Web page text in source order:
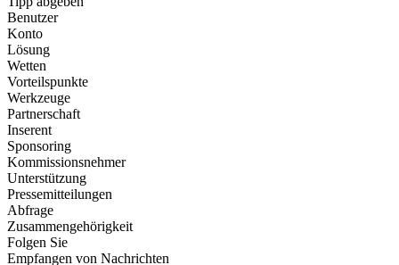
Benutzer
Konto
Lösung
Wetten
Vorteilspunkte
Werkzeuge
Partnerschaft
Inserent
Sponsoring
Kommissionsnehmer
Unterstützung
Pressemitteilungen
Abfrage
Zusammengehörigkeit
Folgen Sie
Empfangen von Nachrichten